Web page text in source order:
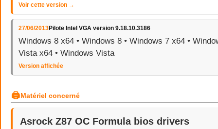
Voir cette version →
27/06/2013Pilote Intel VGA version 9.18.10.3186
Windows 8 x64 • Windows 8 • Windows 7 x64 •
Vista x64 • Windows Vista
Version affichée
🖨Matériel concerné
Asrock Z87 OC Formula bios drivers